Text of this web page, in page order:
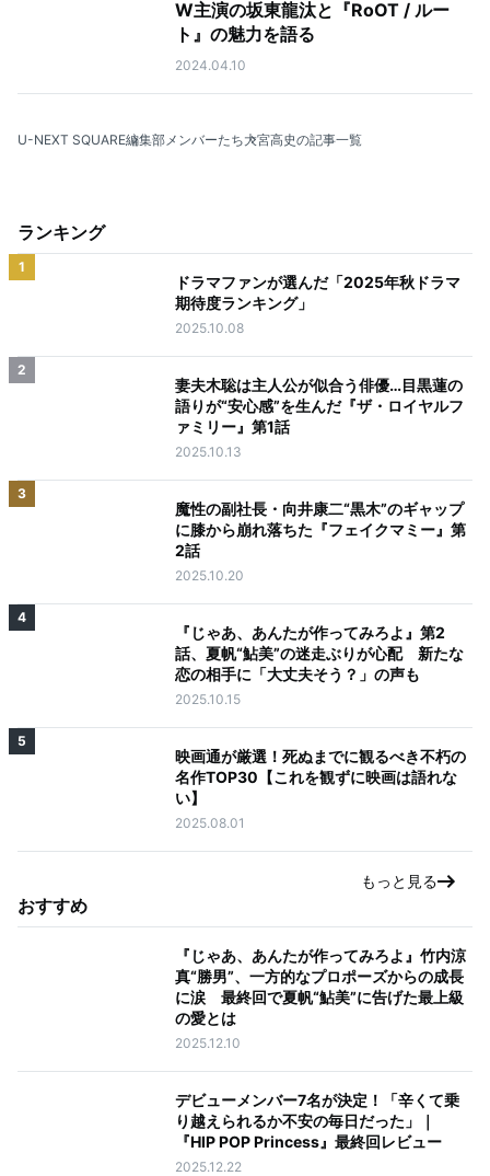
W主演の坂東龍汰と『RoOT / ルー
ト』の魅力を語る
2024.04.10
U-NEXT SQUARE編集部メンバーたち大宮高史の記事一覧
ランキング
1
ドラマファンが選んだ「2025年秋ドラマ
期待度ランキング」
2025.10.08
2
妻夫木聡は主人公が似合う俳優…目黒蓮の
語りが“安心感”を生んだ『ザ・ロイヤルフ
ァミリー』第1話
2025.10.13
3
魔性の副社長・向井康二“黒木”のギャップ
に膝から崩れ落ちた『フェイクマミー』第
2話
2025.10.20
4
『じゃあ、あんたが作ってみろよ』第2
話、夏帆“鮎美”の迷走ぶりが心配 新たな
恋の相手に「大丈夫そう？」の声も
2025.10.15
5
映画通が厳選！死ぬまでに観るべき不朽の
名作TOP30【これを観ずに映画は語れな
い】
2025.08.01
もっと見る
おすすめ
『じゃあ、あんたが作ってみろよ』竹内涼
真“勝男”、一方的なプロポーズからの成長
に涙 最終回で夏帆“鮎美”に告げた最上級
の愛とは
2025.12.10
デビューメンバー7名が決定！「辛くて乗
り越えられるか不安の毎日だった」｜
『HIP POP Princess』最終回レビュー
2025.12.22